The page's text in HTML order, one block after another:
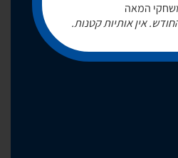
אין אותיות קטנות.